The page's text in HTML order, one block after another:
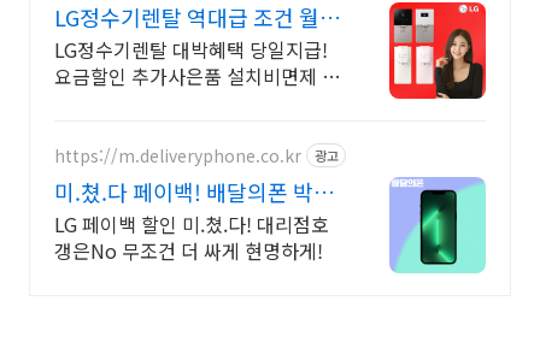
LG정수기렌탈 역대급 조건 월요
금 비교
LG정수기렌탈 대박혜택 당일지급!
요금할인 추가사은품 설치비면제 빠
https://m.deliveryphone.co.kr 광고
미.쳤.다 페이백! 배달의폰 박리
다매! 무조건 더 할인!
LG 페이백 할인 미.쳤.다! 대리점호
갱은No 무조건 더 싸게 현명하게!